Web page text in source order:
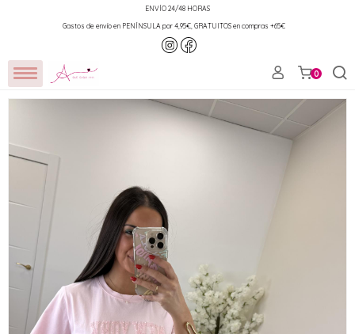
ENVÍO 24/48 HORAS
Gastos de envío en PENÍNSULA por 4,95€, GRATUITOS en compras +65€
0